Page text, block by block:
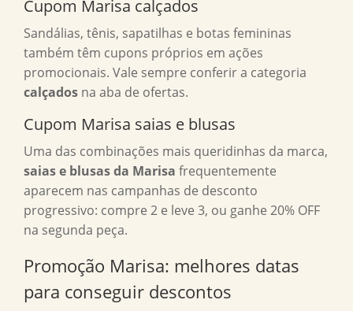
Cupom Marisa calçados
Sandálias, tênis, sapatilhas e botas femininas
também têm cupons próprios em ações
promocionais. Vale sempre conferir a categoria
calçados na aba de ofertas.
Cupom Marisa saias e blusas
Uma das combinações mais queridinhas da marca,
saias e blusas da Marisa frequentemente
aparecem nas campanhas de desconto
progressivo: compre 2 e leve 3, ou ganhe 20% OFF
na segunda peça.
Promoção Marisa: melhores datas
para conseguir descontos